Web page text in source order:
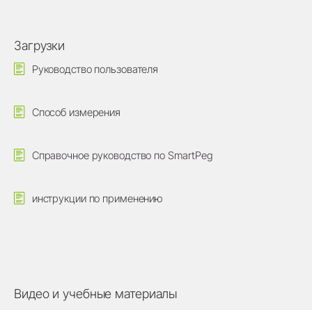
Загрузки
Руководство пользователя
Способ измерения
Справочное руководство по SmartPeg
инструкции по применению
Видео и учебные материалы